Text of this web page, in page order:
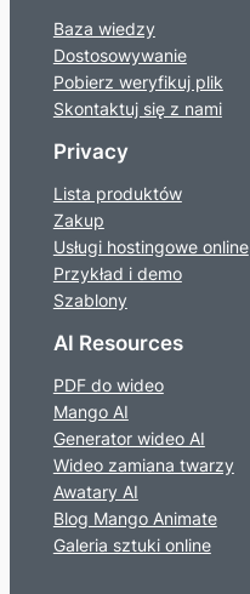
Baza wiedzy
Dostosowywanie
Pobierz weryfikuj plik
Skontaktuj się z nami
Privacy
Lista produktów
Zakup
Usługi hostingowe online
Przykład i demo
Szablony
AI Resources
PDF do wideo
Mango AI
Generator wideo AI
Wideo zamiana twarzy
Awatary AI
Blog Mango Animate
Galeria sztuki online